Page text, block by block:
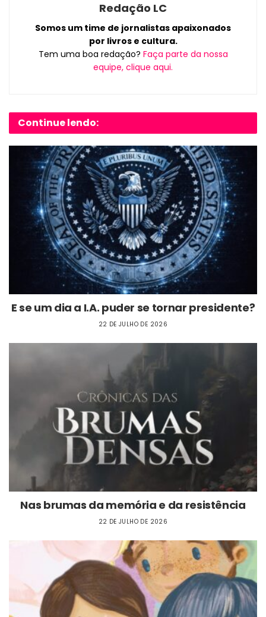
Redação LC
Somos um time de jornalistas apaixonados
por livros e cultura.
Tem uma boa redação? Faça parte da nossa
equipe, clique aqui.
Continue lendo:
E se um dia a I.A. puder se tornar presidente?
22 DE JULHO DE 2026
Nas brumas da memória e da resistência
22 DE JULHO DE 2026